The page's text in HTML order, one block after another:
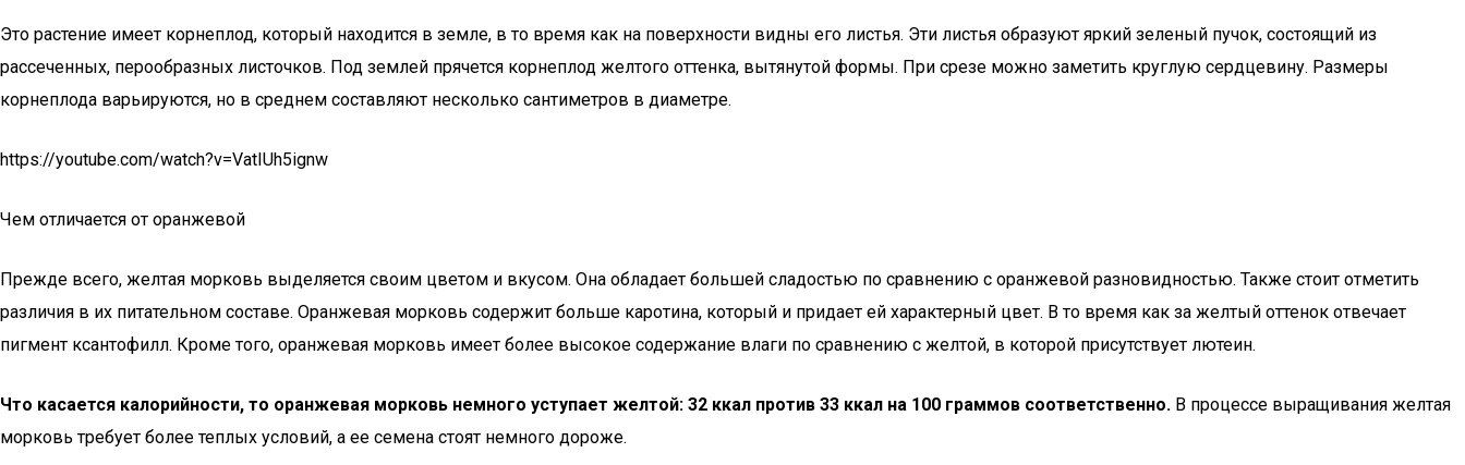
Это растение имеет корнеплод, который находится в земле, в то время как на поверхности видны его листья. Эти листья образуют яркий зеленый пучок, состоящий из
рассеченных, перообразных листочков. Под землей прячется корнеплод желтого оттенка, вытянутой формы. При срезе можно заметить круглую сердцевину. Размеры
корнеплода варьируются, но в среднем составляют несколько сантиметров в диаметре.
https://youtube.com/watch?v=VatIUh5ignw
Чем отличается от оранжевой
Прежде всего, желтая морковь выделяется своим цветом и вкусом. Она обладает большей сладостью по сравнению с оранжевой разновидностью. Также стоит отметить
различия в их питательном составе. Оранжевая морковь содержит больше каротина, который и придает ей характерный цвет. В то время как за желтый оттенок отвечает
пигмент ксантофилл. Кроме того, оранжевая морковь имеет более высокое содержание влаги по сравнению с желтой, в которой присутствует лютеин.
Что касается калорийности, то оранжевая морковь немного уступает желтой: 32 ккал против 33 ккал на 100 граммов соответственно. В процессе выращивания желтая
морковь требует более теплых условий, а ее семена стоят немного дороже.